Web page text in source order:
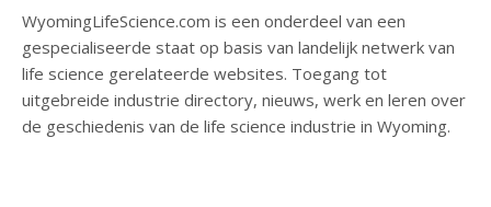
WyomingLifeScience.com is een onderdeel van een
gespecialiseerde staat op basis van landelijk netwerk van
life science gerelateerde websites. Toegang tot
uitgebreide industrie directory, nieuws, werk en leren over
de geschiedenis van de life science industrie in Wyoming.